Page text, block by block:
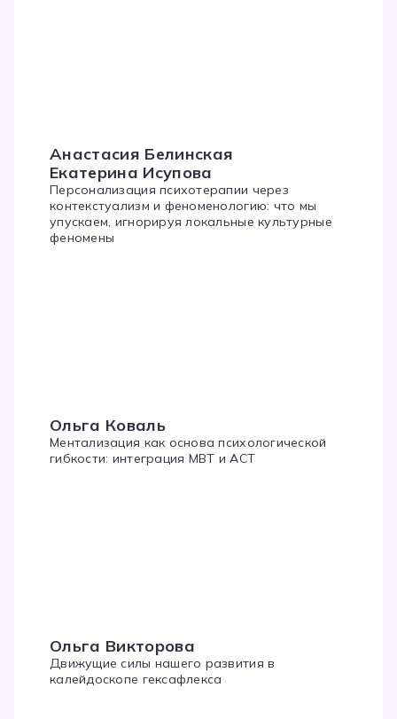
Анастасия Белинская
Екатерина Исупова
Персонализация психотерапии через
контекстуализм и феноменологию: что мы
упускаем, игнорируя локальные культурные
феномены
Ольга Коваль
Ментализация как основа психологической
гибкости: интеграция MBT и ACT
Ольга Викторова
Движущие силы нашего развития в
калейдоскопе гексафлекса